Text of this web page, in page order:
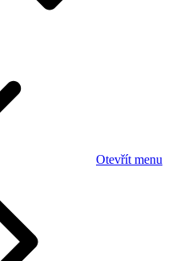
Otevřít menu